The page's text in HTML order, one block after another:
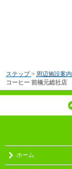
ステップ > 周辺施設案内
コーヒー 前橋元総社店
ホーム